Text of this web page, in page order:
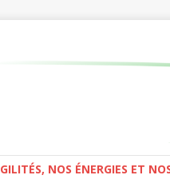
NOS ÉNERGIES ET